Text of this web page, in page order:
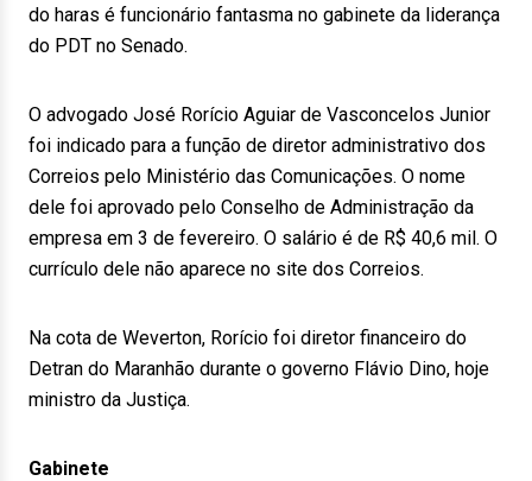
do haras é funcionário fantasma no gabinete da liderança
do PDT no Senado.
O advogado José Rorício Aguiar de Vasconcelos Junior
foi indicado para a função de diretor administrativo dos
Correios pelo Ministério das Comunicações. O nome
dele foi aprovado pelo Conselho de Administração da
empresa em 3 de fevereiro. O salário é de R$ 40,6 mil. O
currículo dele não aparece no site dos Correios.
Na cota de Weverton, Rorício foi diretor financeiro do
Detran do Maranhão durante o governo Flávio Dino, hoje
ministro da Justiça.
Gabinete